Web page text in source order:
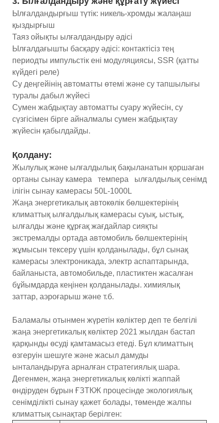
Ылғалдандырғыш түтік: никель-хромды жалаңаш
қыздырғыш
Таяз ойықты ылғалдандыру әдісі
Ылғалдағышты басқару әдісі: контактісіз тең
периодты импульстік ені модуляциясы, SSR (қатты
күйдегі реле)
Су деңгейінің автоматты өтемі және су тапшылығы
туралы дабыл жүйесі
Сумен жабдықтау автоматты суару жүйесін, су
сүзгісімен бірге айналмалы сумен жабдықтау
жүйесін қабылдайды.
Қолдану:
Жылулық және ылғалдылық бақыланатын қоршаған
ортаны сынау камера темпера ылғалдылық сенімд
ілігін сынау камерасы 50L-1000L
Жаңа энергетикалық автокөлік бөлшектерінің
климаттық ылғалдылық камерасы суық, ыстық,
ылғалды және құрғақ жағдайлар сияқты
экстремалды ортада автомобиль бөлшектерінің
жұмысын тексеру үшін қолданылады, бұл сынақ
камерасы электроникада, электр аспаптарында,
байланыста, автомобильде, пластиктен жасалған
бұйымдарда кеңінен қолданылады. химиялық
заттар, аэроғарыш және т.б.
Баламалы отынмен жүретін көліктер деп те белгілі
жаңа энергетикалық көліктер 2021 жылдан бастап
қарқынды өсуді қамтамасыз етеді. Бұл климаттың
өзгеруін шешуге және жасыл дамуды
ынталандыруға арналған стратегиялық шара.
Дегенмен, жаңа энергетикалық көлікті жаппай
өндіруден бұрын ҒЗТКЖ процесінде экологиялық
сенімділікті сынау қажет болады, төменде жалпы
климаттық сынақтар берілген: